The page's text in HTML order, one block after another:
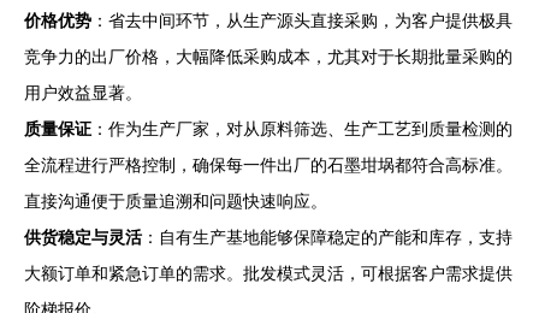
价格优势 ：省去中间环节，从生产源头直接采购，为客户提供极具
竞争力的出厂价格，大幅降低采购成本，尤其对于长期批量采购的
用户效益显著。
质量保证 ：作为生产厂家，对从原料筛选、生产工艺到质量检测的
全流程进行严格控制，确保每一件出厂的石墨坩埚都符合高标准。
直接沟通便于质量追溯和问题快速响应。
供货稳定与灵活 ：自有生产基地能够保障稳定的产能和库存，支持
大额订单和紧急订单的需求。批发模式灵活，可根据客户需求提供